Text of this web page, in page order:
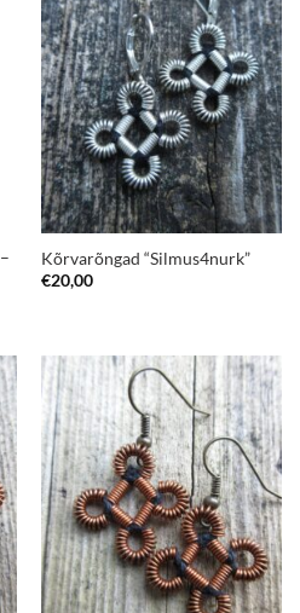
Kõrvarõngad “Silmus4nurk”
€20,00